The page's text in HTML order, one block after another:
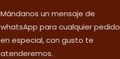
Mándanos un mensaje de
whatsApp para cualquier pedido
en especial, con gusto te
atenderemos.